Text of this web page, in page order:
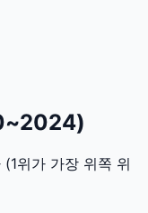
위가 가장 위쪽 위